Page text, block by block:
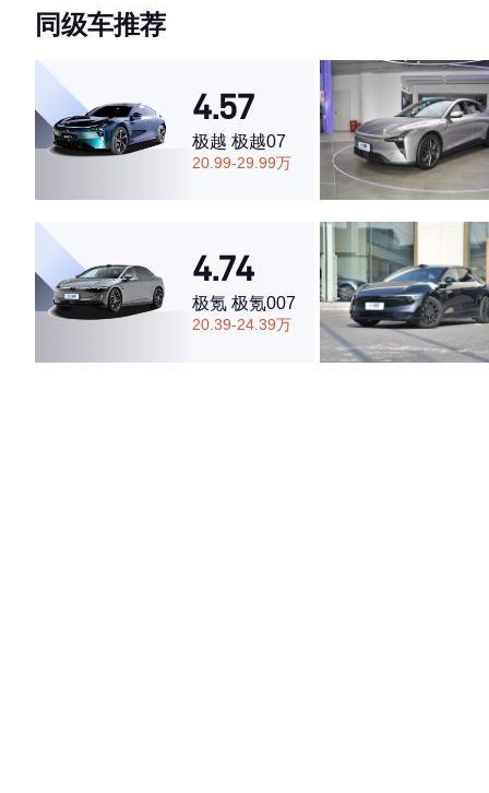
·外观表现较为优秀，优于78%同级车
·空间表现较为优秀，优于66%同级车
同级车推荐
4.57
极越 极越07
20.99-29.99万
4.74
极氪 极氪007
20.39-24.39万